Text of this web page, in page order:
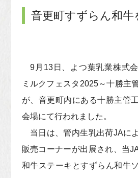
音更町すずらん和牛
9月13日、よつ葉乳業株式
ミルクフェスタ2025～十勝主
が、音更町内にある十勝主管
会場にて行われました。
当日は、管内生乳出荷JAに
販売コーナーが出展され、当
和牛ステーキとすずらん和牛